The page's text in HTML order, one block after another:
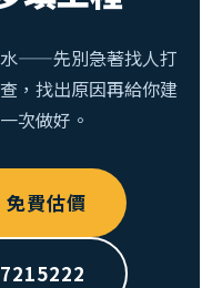
水——先別急著找人打
，找出原因再給你建
次做好。
費估價